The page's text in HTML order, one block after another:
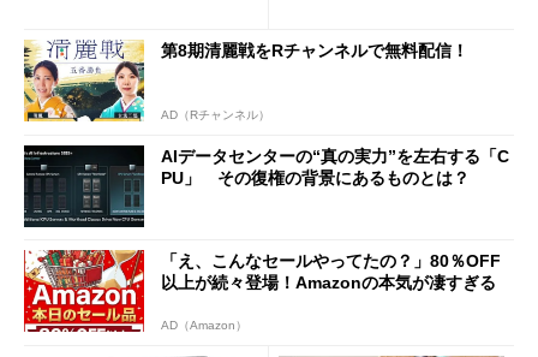
第8期清麗戦をRチャンネルで無料配信！
AD（Rチャンネル）
AIデータセンターの“真の実力”を左右する「C
PU」 その復権の背景にあるものとは？
「え、こんなセールやってたの？」80％OFF
以上が続々登場！Amazonの本気が凄すぎる
AD（Amazon）